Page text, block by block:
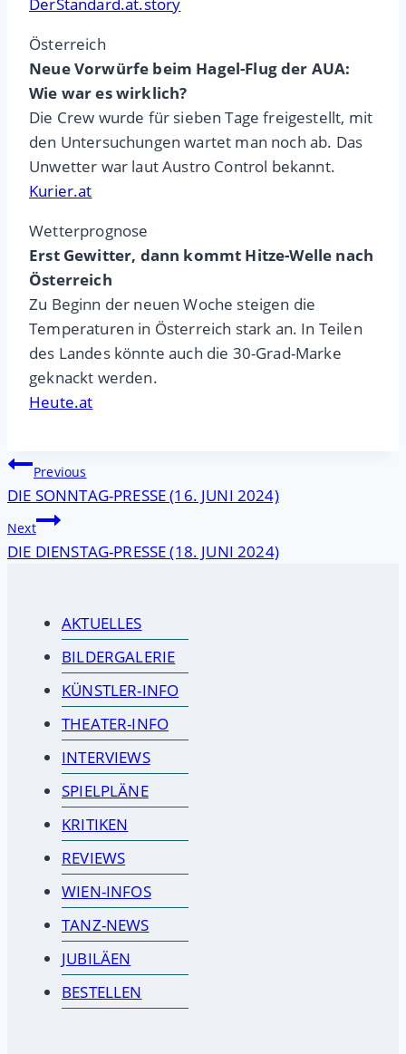
Österreich
Neue Vorwürfe beim Hagel-Flug der AUA:
Wie war es wirklich?
Die Crew wurde für sieben Tage freigestellt, mit
den Untersuchungen wartet man noch ab. Das
Unwetter war laut Austro Control bekannt.
Kurier.at
Wetterprognose
Erst Gewitter, dann kommt Hitze-Welle nach
Österreich
Zu Beginn der neuen Woche steigen die
Temperaturen in Österreich stark an. In Teilen
des Landes könnte auch die 30-Grad-Marke
geknackt werden.
Heute.at
Beitragsnavigation
Previous
DIE SONNTAG-PRESSE (16. JUNI 2024)
Next
DIE DIENSTAG-PRESSE (18. JUNI 2024)
AKTUELLES
BILDERGALERIE
KÜNSTLER-INFO
THEATER-INFO
INTERVIEWS
SPIELPLÄNE
KRITIKEN
REVIEWS
WIEN-INFOS
TANZ-NEWS
JUBILÄEN
BESTELLEN